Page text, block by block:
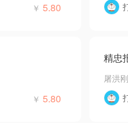
￥5.80
￥5.80
精忠
屠洪刚